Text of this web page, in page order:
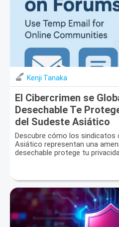
Kenji Tanaka
El Cibercrimen se
Desechable Te
del Sudeste Asiático
Descubre cómo los sindicatos
Asiático representan una
desechable protege tu